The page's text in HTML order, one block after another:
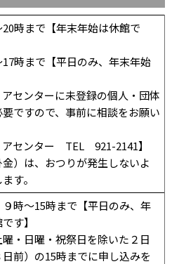
時まで【年末年始は休館で
時まで【平日のみ、年末年始
センターに未登録の個人・団体
ですので、事前に相談をお願い
アセンター TEL 921-2141】
）は、おつりが発生しないよ
す。
時～15時まで【平日のみ、年
す】
・日曜・祝祭日を除いた２日
前）の15時までに申し込みを